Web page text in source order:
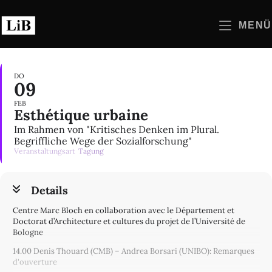
Inhalt
springen
MENÜ
DO
09
FEB
Esthétique urbaine
Im Rahmen von "Kritisches Denken im Plural.
Begriffliche Wege der Sozialforschung"
Veranstaltungsart Tagung
Details
Centre Marc Bloch en collaboration avec le Département et
Doctorat d’Architecture et cultures du projet de l’Université de
Bologne
14.00 Denis Thouard (CMB) – Andrea Borsari (UNIBO): Remarques
d'ouverture